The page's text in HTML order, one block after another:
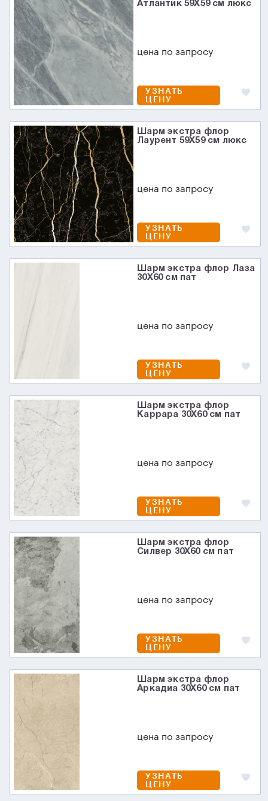
Атлантик 59X59 см люкс
цена по запросу
УЗНАТЬ
ЦЕНУ
Шарм экстра флор
Лаурент 59X59 см люкс
цена по запросу
УЗНАТЬ
ЦЕНУ
Шарм экстра флор Лаза
30X60 см пат
цена по запросу
УЗНАТЬ
ЦЕНУ
Шарм экстра флор
Каррара 30X60 см пат
цена по запросу
УЗНАТЬ
ЦЕНУ
Шарм экстра флор
Силвер 30X60 см пат
цена по запросу
УЗНАТЬ
ЦЕНУ
Шарм экстра флор
Аркадиа 30X60 см пат
цена по запросу
УЗНАТЬ
ЦЕНУ